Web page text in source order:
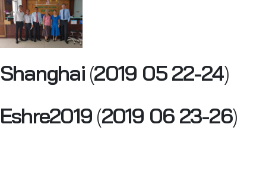
Shanghai(2019 05 22-24)
Eshre2019 (2019 06 23-26)